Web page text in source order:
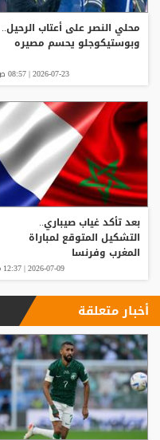
محلي النصر على أعتاب الرحيل..
وبوستيكوجلو يحسم مصيره
2026-07-23 | 08:57 ص
بعد تأكد غياب صيباري..
التشكيل المتوقع لمباراة
المغرب وفرنسا
2026-07-09 | 12:37 م
أخبار متعلقة